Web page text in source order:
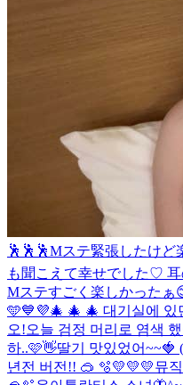
🕺🕺🕺Mステ緊張したけど
も聞こえて幸せでした♡
Mステすごく楽しかったぁ
🩵💙💜🎄 🎄 🎄 대기실에
오!오늘 검정 머리로 염색
하..🩷👋딸기 맛있었어~~🍓
년전 버전!! 🥽 🫧💛💛💛뮤